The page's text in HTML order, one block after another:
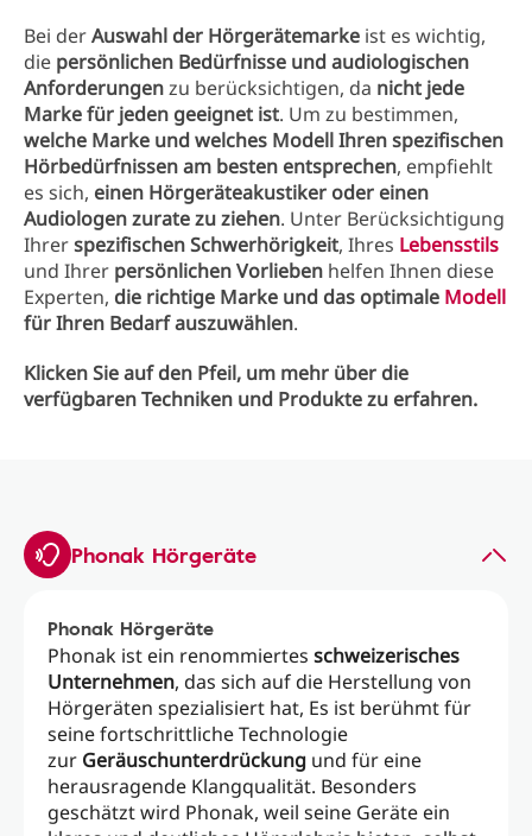
Bei derAuswahl der Hörgerätemarke ist es wichtig,
die persönlichen Bedürfnisse und audiologischen
Anforderungenzu berücksichtigen, da nicht jede
Marke für jeden geeignet ist. Um zu bestimmen,
welche Marke und welches Modell Ihren spezifischen
Hörbedürfnissen am besten entsprechen, empfiehlt
es sich, einen Hörgeräteakustiker oder einen
Audiologen zurate zu ziehen. Unter Berücksichtigung
Ihrerspezifischen Schwerhörigkeit, Ihres Lebensstils
und Ihrer persönlichen Vorlieben helfen Ihnen diese
Experten, die richtige Marke und das optimale Modell
für Ihren Bedarf auszuwählen.
Klicken Sie auf den Pfeil, um mehr über die
verfügbaren Techniken und Produkte zu erfahren.
Phonak Hörgeräte
Phonak Hörgeräte
Phonak ist ein renommiertes schweizerisches
Unternehmen, das sich auf die Herstellung von
Hörgeräten spezialisiert hat, Es ist berühmt für
seine fortschrittliche Technologie
zur Geräuschunterdrückung und für eine
herausragende Klangqualität. Besonders
geschätzt wird Phonak, weil seine Geräte ein